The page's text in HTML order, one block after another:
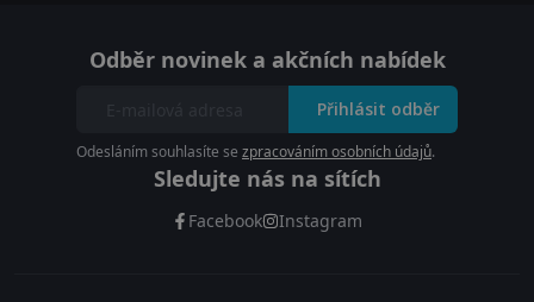
Odběr novinek a akčních nabídek
Přihlásit odběr
Odesláním souhlasíte se zpracováním osobních údajů.
Sledujte nás na sítích
Facebook Instagram